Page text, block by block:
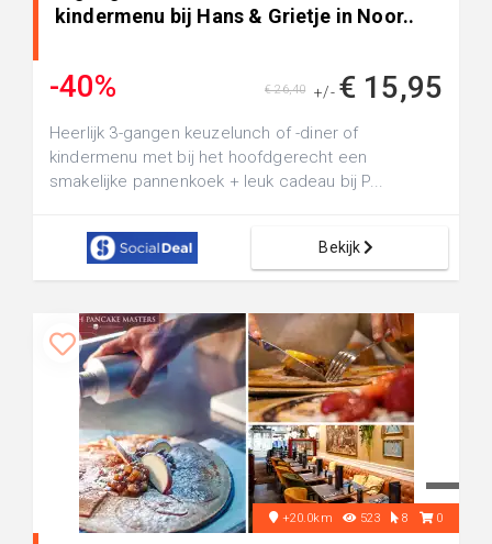
kindermenu bij Hans & Grietje in Noor..
-40% +/- € 15,95
€ 26,40
Heerlijk 3-gangen keuzelunch of -diner of
kindermenu met bij het hoofdgerecht een
smakelijke pannenkoek + leuk cadeau bij P...
Bekijk
+20.0km 523 8 0